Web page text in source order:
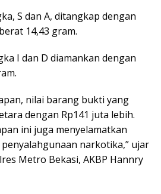
S dan A, ditangkap dengan
14,43 gram.
I dan D diamankan dengan
nilai barang bukti yang
dengan Rp141 juta lebih.
ini juga menyelamatkan
narkotika,” ujar
Metro Bekasi, AKBP Hannry